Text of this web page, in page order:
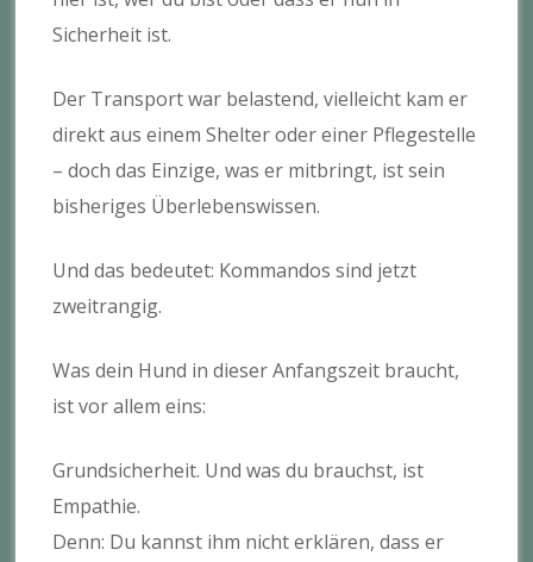
Sicherheit ist.
Der Transport war belastend, vielleicht kam er
direkt aus einem Shelter oder einer Pflegestelle
– doch das Einzige, was er mitbringt, ist sein
bisheriges Überlebenswissen.
Und das bedeutet: Kommandos sind jetzt
zweitrangig.
Was dein Hund in dieser Anfangszeit braucht,
ist vor allem eins:
Grundsicherheit. Und was du brauchst, ist
Empathie.
Denn: Du kannst ihm nicht erklären, dass er